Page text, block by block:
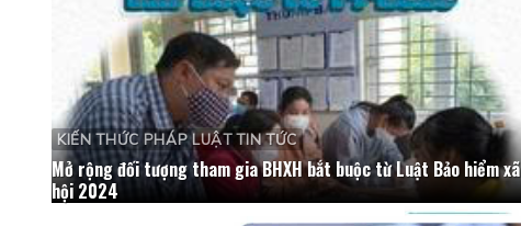
KIẾN THỨC PHÁP LUẬT TIN TỨC
Mở rộng đối tượng tham gia BHXH bắt buộc từ Luật Bảo hiểm xã
hội 2024